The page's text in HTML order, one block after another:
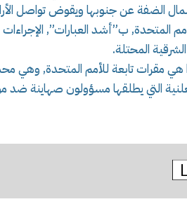
الضفة عن جنوبها ويقوض تواصل
المتحدة, ب”أشد العبارات”,
المحتلة.
هي مقرات تابعة للأمم المتحدة, وهي
التي يطلقها مسؤولون صهاينة ضد